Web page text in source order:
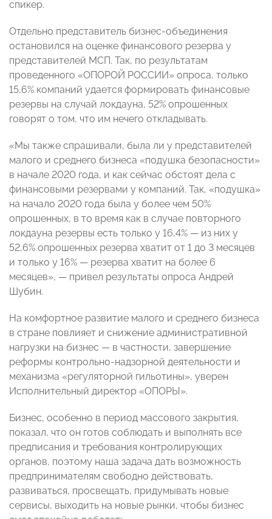
спикер.
Отдельно представитель бизнес-объединения
остановился на оценке финансового резерва у
представителей МСП. Так, по результатам
проведенного «ОПОРОЙ РОССИИ» опроса, только
15,6% компаний удается формировать финансовые
резервы на случай локдауна, 52% опрошенных
говорят о том, что им нечего откладывать.
«Мы также спрашивали, была ли у представителей
малого и среднего бизнеса «подушка безопасности»
в начале 2020 года, и как сейчас обстоят дела с
финансовыми резервами у компаний. Так, «подушка»
на начало 2020 года была у более чем 50%
опрошенных, в то время как в случае повторного
локдауна резервы есть только у 16,4% — из них у
52,6% опрошенных резерва хватит от 1 до 3 месяцев
и только у 16% — резерва хватит на более 6
месяцев», — привел результаты опроса Андрей
Шубин.
На комфортное развитие малого и среднего бизнеса
в стране повлияет и снижение административной
нагрузки на бизнес — в частности, завершение
реформы контрольно-надзорной деятельности и
механизма «регуляторной гильотины», уверен
Исполнительный директор «ОПОРЫ».
Бизнес, особенно в период массового закрытия,
показал, что он готов соблюдать и выполнять все
предписания и требования контролирующих
органов, поэтому наша задача дать возможность
предпринимателям свободно действовать,
развиваться, просвещать, придумывать новые
сервисы, выходить на новые рынки, чтобы бизнес